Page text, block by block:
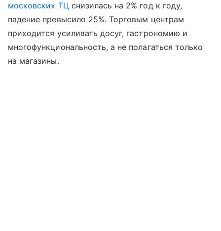
московских ТЦснизилась на 2% год к году,
падение превысило 25%. Торговым центрам
приходится усиливать досуг, гастрономию и
многофункциональность, а не полагаться только
на магазины.